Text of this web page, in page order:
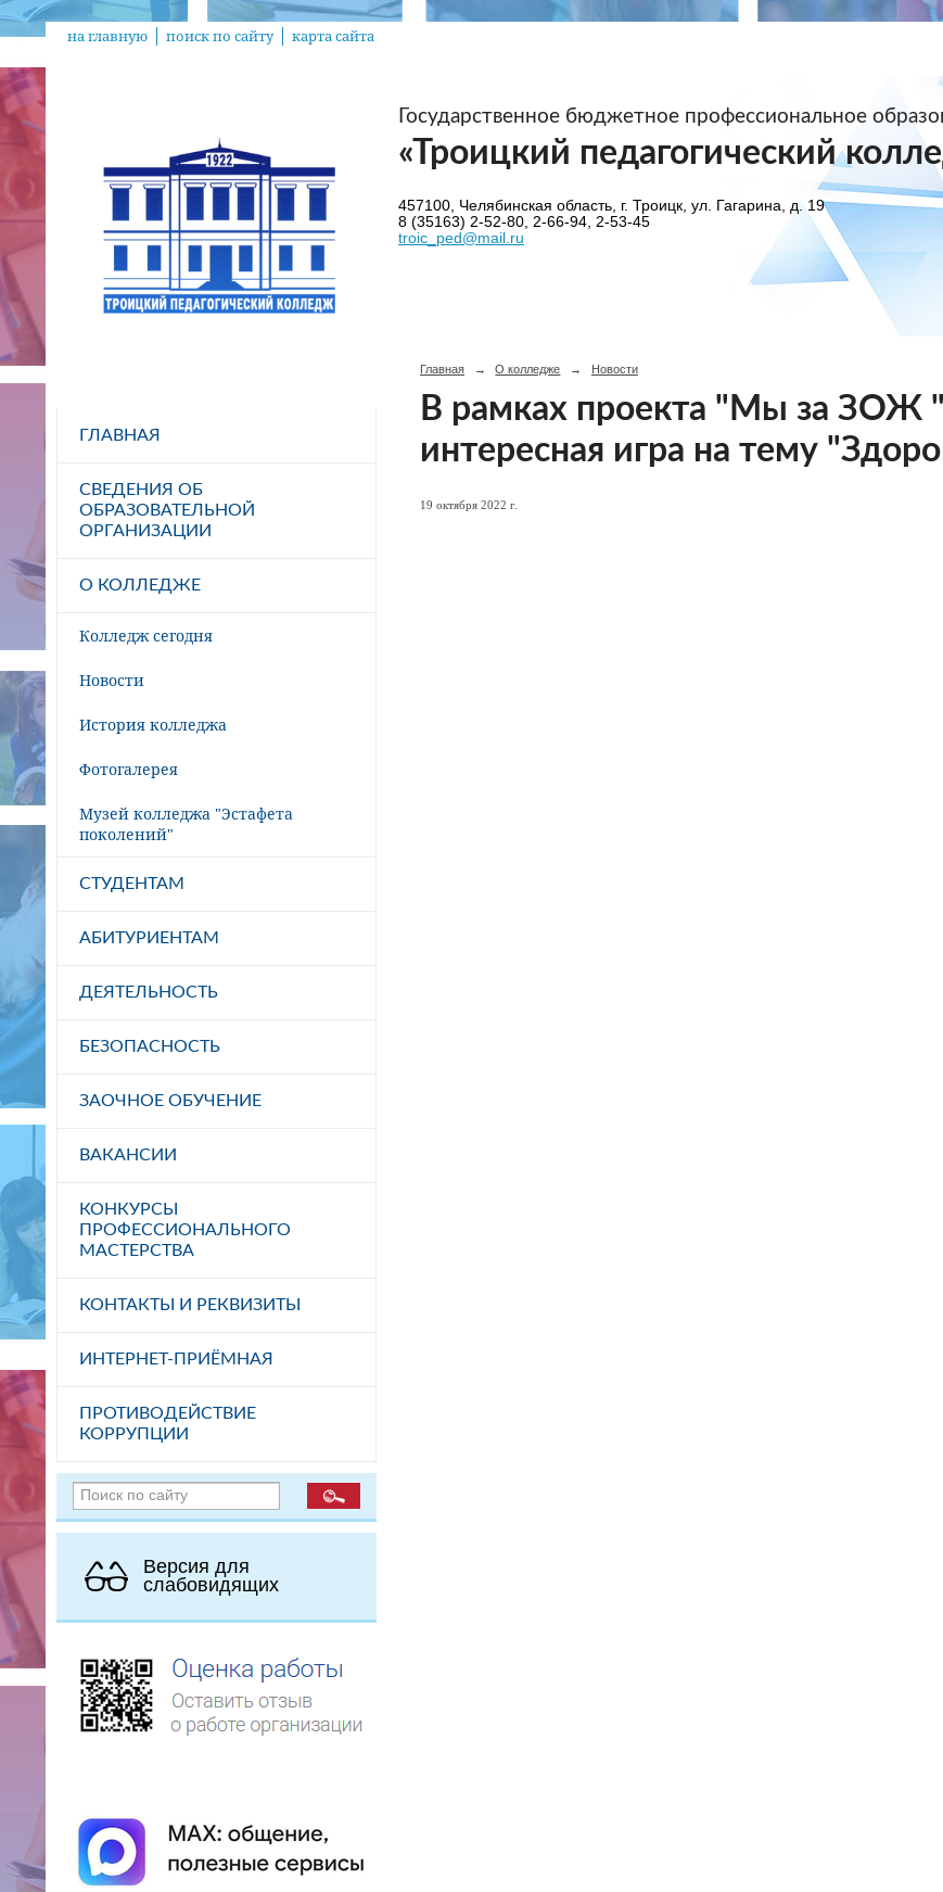
на главную поиск по сайту карта сайта
ГЛАВНАЯ
СВЕДЕНИЯ ОБ
ОБРАЗОВАТЕЛЬНОЙ
ОРГАНИЗАЦИИ
О КОЛЛЕДЖЕ
Колледж сегодня
Новости
История колледжа
Фотогалерея
Музей колледжа "Эстафета
поколений"
СТУДЕНТАМ
АБИТУРИЕНТАМ
ДЕЯТЕЛЬНОСТЬ
БЕЗОПАСНОСТЬ
ЗАОЧНОЕ ОБУЧЕНИЕ
ВАКАНСИИ
КОНКУРСЫ
ПРОФЕССИОНАЛЬНОГО
МАСТЕРСТВА
КОНТАКТЫ И РЕКВИЗИТЫ
ИНТЕРНЕТ-ПРИЁМНАЯ
ПРОТИВОДЕЙСТВИЕ
КОРРУПЦИИ
Версия для
слабовидящих
Государственное бюджетное профессиональное
«Троицкий педагогический
457100, Челябинская область, г. Троицк, ул. Гагарина, д. 19
8 (35163) 2-52-80, 2-66-94, 2-53-45
troic_ped@mail.ru
Главная → О колледже → Новости
В рамках проекта "Мы за ЗОЖ
интересная игра на тему
19 октября 2022 г.